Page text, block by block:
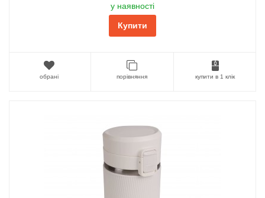
у наявності
Купити
обрані порівняння купити в 1 клік